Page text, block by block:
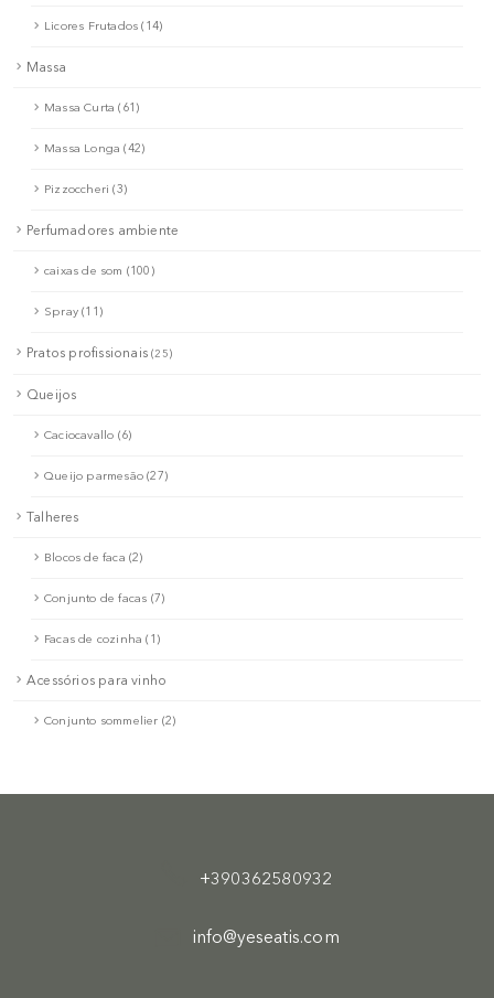
Licores Frutados (14)
Massa
Massa Curta (61)
Massa Longa (42)
Pizzoccheri (3)
Perfumadores ambiente
caixas de som (100)
Spray (11)
Pratos profissionais(25)
Queijos
Caciocavallo (6)
Queijo parmesão (27)
Talheres
Blocos de faca (2)
Conjunto de facas (7)
Facas de cozinha (1)
Acessórios para vinho
Conjunto sommelier (2)
+390362580932
info@yeseatis.com